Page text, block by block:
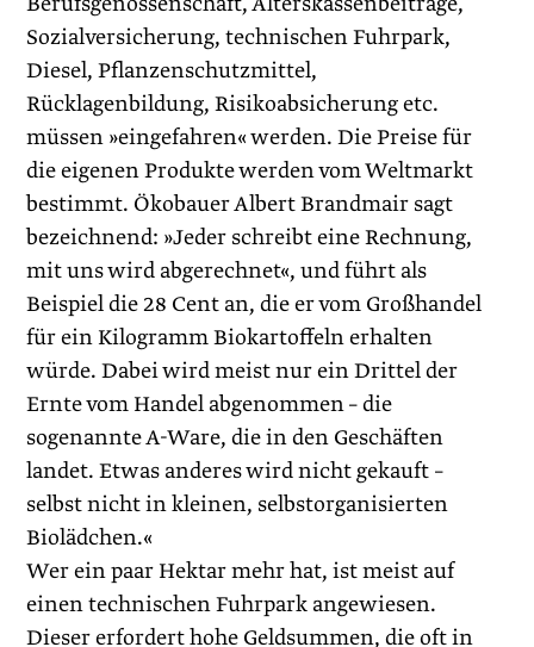
Sozialversicherung, technischen Fuhrpark,
Diesel, Pflanzenschutzmittel,
Rücklagenbildung, Risi­ko­absicherung etc.
müssen »eingefahren« werden. Die Preise für
die eigenen Produkte werden vom Weltmarkt
bestimmt. Ökobauer Albert Brandmair sagt
bezeichnend: »Jeder schreibt eine Rechnung,
mit uns wird abgerechnet«, und führt als
Beispiel die 28 Cent an, die er vom Großhandel
für ein Kilogramm Biokartoffeln erhalten
würde. Dabei wird meist nur ein Drittel der
Ernte vom Handel abgenommen – die
sogenannte A-Ware, die in den Geschäften
landet. Etwas anderes wird nicht gekauft –
selbst nicht in kleinen, selbstorganisierten
Biolädchen.«
Wer ein paar Hektar mehr hat, ist meist auf
einen technischen Fuhrpark angewiesen.
Dieser erfordert hohe Geldsummen, die oft in